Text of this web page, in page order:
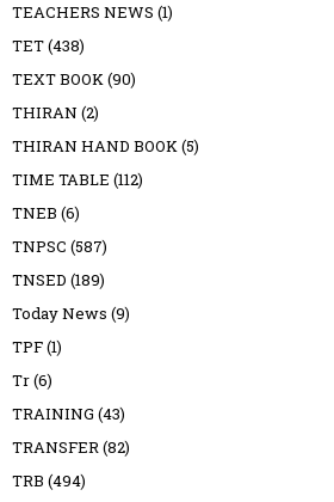
TEACHERS NEWS (1)
TET(438)
TEXT BOOK(90)
THIRAN (2)
THIRAN HAND BOOK(5)
TIME TABLE (112)
TNEB (6)
TNPSC (587)
TNSED (189)
Today News (9)
TPF(1)
Tr(6)
TRAINING (43)
TRANSFER(82)
TRB (494)